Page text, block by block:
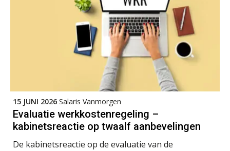
15 JUNI 2026 Salaris Vanmorgen
Evaluatie werkkostenregeling –
kabinetsreactie op twaalf aanbevelingen
De kabinetsreactie op de evaluatie van de